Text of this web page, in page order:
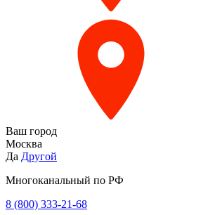
Ваш город
Москва
Да Другой
Многоканальный по РФ
8 (800) 333‑21-68